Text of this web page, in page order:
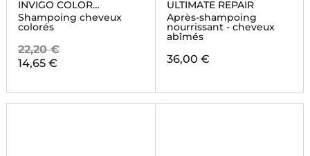
INVIGO COLOR
BRILLIANCE
Shampoing cheveux
colorés
22,20 €
14,65 €
ULTIMATE REPAIR
Après-shampoing
nourrissant - cheveux
abîmés
36,00 €